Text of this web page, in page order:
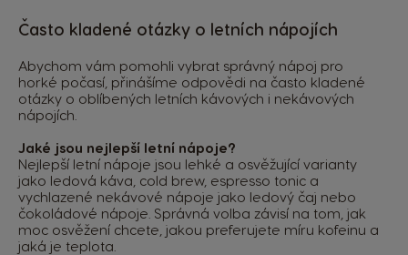
Často kladené otázky o letních nápojích
Abychom vám pomohli vybrat správný nápoj pro
horké počasí, přinášíme odpovědi na často kladené
otázky o oblíbených letních kávových i nekávových
nápojích.
Jaké jsou nejlepší letní nápoje?
Nejlepší letní nápoje jsou lehké a osvěžující varianty
jako ledová káva, cold brew, espresso tonic a
vychlazené nekávové nápoje jako ledový čaj nebo
čokoládové nápoje. Správná volba závisí na tom, jak
moc osvěžení chcete, jakou preferujete míru kofeinu a
jaká je teplota.